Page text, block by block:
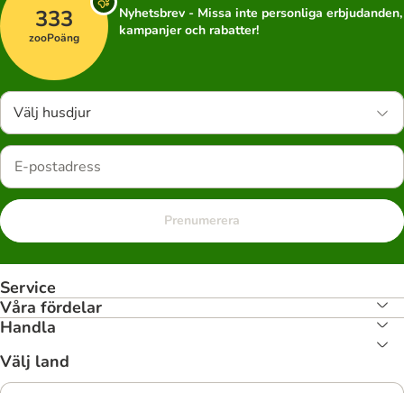
333
zooPoäng
Nyhetsbrev - Missa inte personliga erbjudanden,
kampanjer och rabatter!
Välj husdjur
Prenumerera
Service
Våra fördelar
Handla
Välj land